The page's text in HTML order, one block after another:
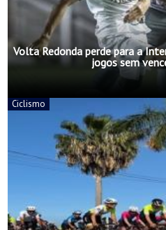
Volta Redonda perde para a
jogos sem
Ciclismo